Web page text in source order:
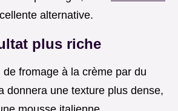
alternative.
plus riche
fromage à la crème par du
donnera une texture plus dense,